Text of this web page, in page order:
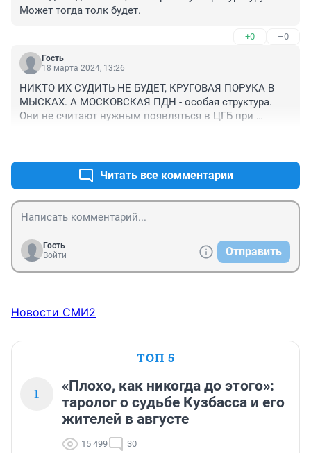
Может тогда толк будет.
+0 –0
Гость
18 марта 2024, 13:26
НИКТО ИХ СУДИТЬ НЕ БУДЕТ, КРУГОВАЯ ПОРУКА В
МЫСКАХ. А МОСКОВСКАЯ ПДН - особая структура.
Они не считают нужным появляться в ЦГБ при
Прокуратуратура полностью бездействует.
Читать все комментарии
Гость
Войти
Отправить
Новости СМИ2
ТОП 5
1
«Плохо, как никогда до этого»:
таролог о судьбе Кузбасса и его
жителей в августе
15 499 30